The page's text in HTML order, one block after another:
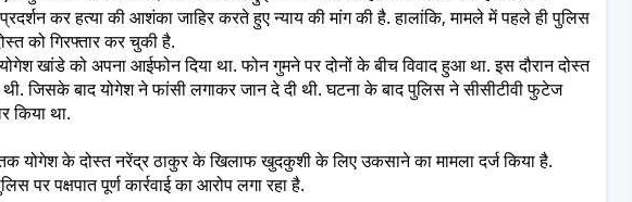
कर हत्या की आशंका जाहिर करते हुए न्याय की मांग की है. हालांकि, मामले में पहले ही पुलिस
को गिरफ्तार कर चुकी है.
खांडे को अपना आईफोन दिया था. फोन गुमने पर दोनों के बीच विवाद हुआ था. इस दौरान दोस्त
थी. जिसके बाद योगेश ने फांसी लगाकर जान दे दी थी. घटना के बाद पुलिस ने सीसीटीवी फुटेज
किया था.
योगेश के दोस्त नरेंद्र ठाकुर के खिलाफ खुदकुशी के लिए उकसाने का मामला दर्ज किया है.
पर पक्षपात पूर्ण कार्रवाई का आरोप लगा रहा है.